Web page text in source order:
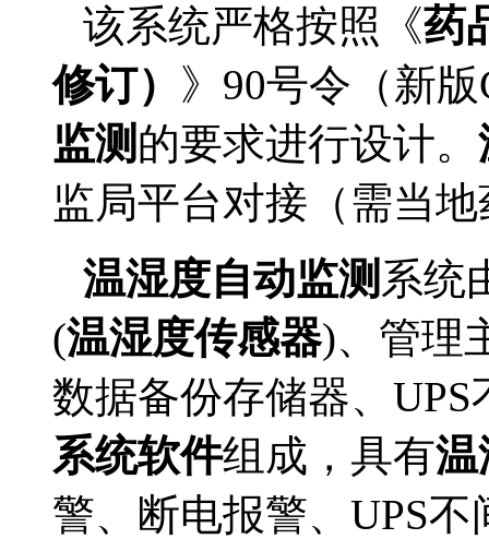
该系统严格按照《药
修订） 》90号令（新
监测 的要求进行设计。
监局平台对接（需当
温湿度自动监测 系统
(温湿度传感器)、管理
数据备份存储器、
系统软件组成，具有温
警、断电报警、UPS